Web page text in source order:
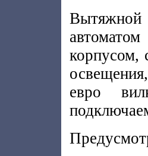
корпусом,
евро